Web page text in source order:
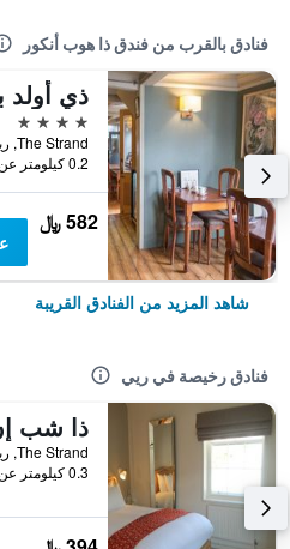
فنادق بالقرب من فندق ذا هوب أنكور
4 نجوم
0.2 كيلومتر عن وسط المدينة
582 ﷼
شاهد المزيد من الفنادق القريبة
فنادق رخيصة في ريي
ذا شب
0.3 كيلومتر عن وسط المدينة